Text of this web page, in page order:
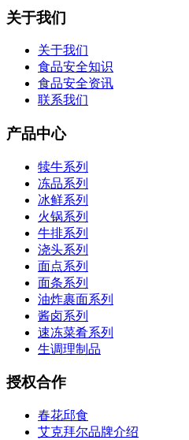
关于我们
关于我们
食品安全知识
食品安全资讯
联系我们
产品中心
犊牛系列
冻品系列
冰鲜系列
火锅系列
牛排系列
浇头系列
面点系列
面条系列
油炸裹面系列
酱卤系列
速冻菜肴系列
生调理制品
授权合作
春花邱食
艾克拜尔品牌介绍